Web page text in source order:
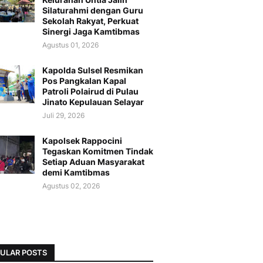
Silaturahmi dengan Guru
Sekolah Rakyat, Perkuat
Sinergi Jaga Kamtibmas
Agustus 01, 2026
Kapolda Sulsel Resmikan
Pos Pangkalan Kapal
Patroli Polairud di Pulau
Jinato Kepulauan Selayar
Juli 29, 2026
Kapolsek Rappocini
Tegaskan Komitmen Tindak
Setiap Aduan Masyarakat
demi Kamtibmas
Agustus 02, 2026
POSTS